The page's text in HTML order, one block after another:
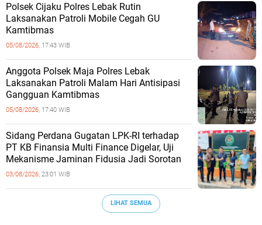
Polsek Cijaku Polres Lebak Rutin
Laksanakan Patroli Mobile Cegah GU
Kamtibmas
05/08/2026, 17:43 WIB
Anggota Polsek Maja Polres Lebak
Laksanakan Patroli Malam Hari Antisipasi
Gangguan Kamtibmas
05/08/2026, 17:40 WIB
Sidang Perdana Gugatan LPK-RI terhadap
PT KB Finansia Multi Finance Digelar, Uji
Mekanisme Jaminan Fidusia Jadi Sorotan
03/08/2026, 23:01 WIB
LIHAT SEMUA